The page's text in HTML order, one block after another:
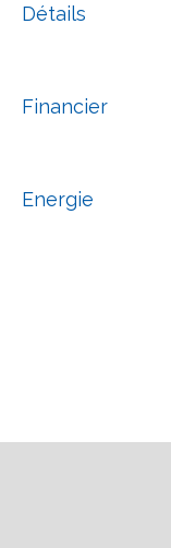
Détails
Financier
Energie